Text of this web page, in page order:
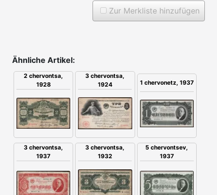
Zur Merkliste hinzufügen
Ähnliche Artikel:
2 chervontsa,
1928
3 chervontsa,
1924
1 chervonetz, 1937
3 chervontsa,
1937
3 chervontsa,
1932
5 chervontsev,
1937